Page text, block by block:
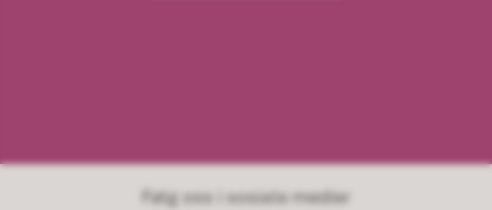
Følg oss i sosiale medier